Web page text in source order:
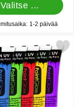
Valitse ...
Varastossa
1-2 päivää
10 ml suosikiksi
Kasvo- ja